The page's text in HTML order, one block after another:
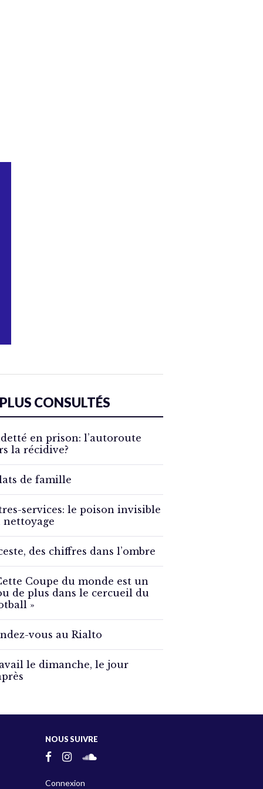
CONSULTÉS
en prison: l’autoroute
la récidive?
de famille
services: le poison invisible
nettoyage
des chiffres dans l’ombre
Coupe du monde est un
de plus dans le cercueil du
»
vous au Rialto
le dimanche, le jour
NOUS SUIVRE
Connexion